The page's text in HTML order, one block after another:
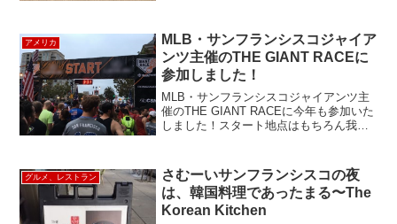
一番新しく開通したセカンドアベニュー
ラインから。Ｑラインの86...
アメリカ
MLB・サンフランシスコジャイア
ンツ主催のTHE GIANT RACEに
参加しました！
MLB・サンフランシスコジャイアンツ主
催のTHE GIANT RACEに今年も参加いた
しました！スタート地点はもちろん我ら
フを抜けゴールデンゲートブリッジのふ
も...
グルメ、レストラン
さむーいサンフランシスコの夜
は、韓国料理であったまる〜The
Korean Kitchen